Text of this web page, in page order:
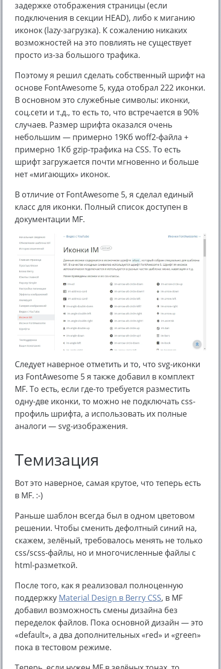
задержке отображения страницы (если
подключения в секции HEAD), либо к миганию
иконок (lazy-загрузка). К сожалению никаких
возможностей на это повлиять не существует
просто из-за большого трафика.
Поэтому я решил сделать собственный шрифт на
основе FontAwesome 5, куда отобрал 222 иконки.
В основном это служебные символы: иконки,
соц.сети и т.д., то есть то, что встречается в 90%
случаев. Размер шрифта оказался очень
небольшим — примерно 19Кб woff2-файла +
примерно 1Кб gzip-трафика на CSS. То есть
шрифт загружается почти мгновенно и больше
нет «мигающих» иконок.
В отличие от FontAwesome 5, я сделал единый
класс для иконки. Полный список доступен в
документации MF.
Следует наверное отметить и то, что svg-иконки
из FontAwesome 5 я также добавил в комплект
MF. То есть, если где-то требуется разместить
одну-две иконки, то можно не подключать css-
профиль шрифта, а использовать их полные
аналоги — svg-изображения.
Темизация
Вот это наверное, самая крутое, что теперь есть
в MF. :-)
Раньше шаблон всегда был в одном цветовом
решении. Чтобы сменить дефолтный синий на,
скажем, зелёный, требовалось менять не только
css/scss-файлы, но и многочисленные файлы с
html-разметкой.
После того, как я реализовал полноценную
поддержку Material Design в Berry CSS, в MF
добавил возможность смены дизайна без
переделок файлов. Пока основной дизайн — это
«default», а два дополнительных «red» и «green»
пока в тестовом режиме.